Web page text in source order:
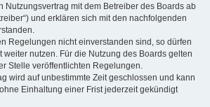
Nutzungsvertrag mit dem Betreiber des Boards ab
und erklären sich mit den nachfolgenden
Regelungen nicht einverstanden sind, so dürfen
weiter nutzen. Für die Nutzung des Boards gelten
Stelle veröffentlichten Regelungen.
wird auf unbestimmte Zeit geschlossen und kann
Einhaltung einer Frist jederzeit gekündigt